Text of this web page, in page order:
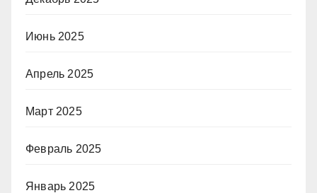
Июнь 2025
Апрель 2025
Март 2025
Февраль 2025
Январь 2025